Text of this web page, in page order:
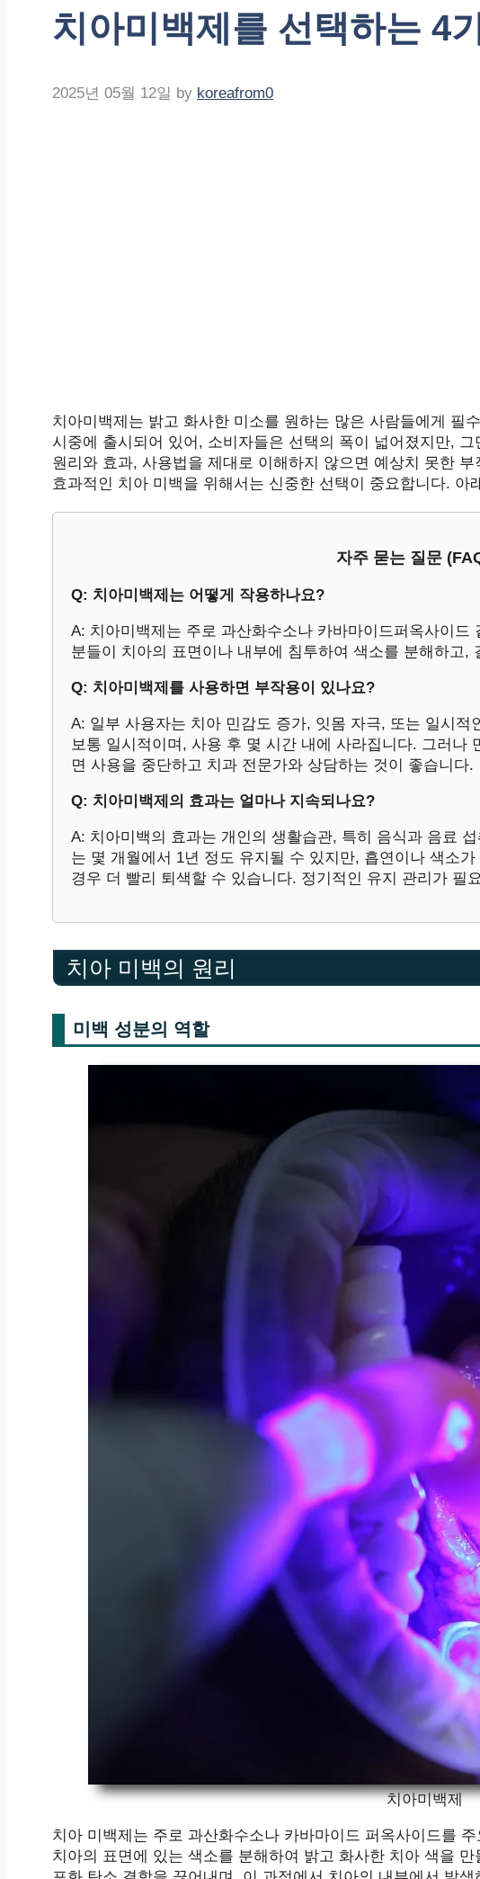
치아미백제를 선택하는 4
2025년 05월 12일 by koreafrom0
치아미백제는 밝고 화사한 미소를 원하는 많은 사람들에게 필
시중에 출시되어 있어, 소비자들은 선택의 폭이 넓어졌지만,
원리와 효과, 사용법을 제대로 이해하지 않으면 예상치 못한
효과적인 치아 미백을 위해서는 신중한 선택이 중요합니다. 아
자주 묻는 질문
Q: 치아미백제는 어떻게 작용하나요?
A: 치아미백제는 주로 과산화수소나 카바마이드퍼옥사이드
분들이 치아의 표면이나 내부에 침투하여 색소를 분해하고,
Q: 치아미백제를 사용하면 부작용이 있나요?
A: 일부 사용자는 치아 민감도 증가, 잇몸 자극, 또는 일시
보통 일시적이며, 사용 후 몇 시간 내에 사라집니다. 그러나
면 사용을 중단하고 치과 전문가와 상담하는 것이 좋습니다.
Q: 치아미백제의 효과는 얼마나 지속되나요?
A: 치아미백의 효과는 개인의 생활습관, 특히 음식과 음료
는 몇 개월에서 1년 정도 유지될 수 있지만, 흡연이나 색소
경우 더 빨리 퇴색할 수 있습니다. 정기적인 유지 관리가 필
치아 미백의 원리
미백 성분의 역할
치아미백제
치아 미백제는 주로 과산화수소나 카바마이드 퍼옥사이드를
치아의 표면에 있는 색소를 분해하여 밝고 화사한 치아 색을